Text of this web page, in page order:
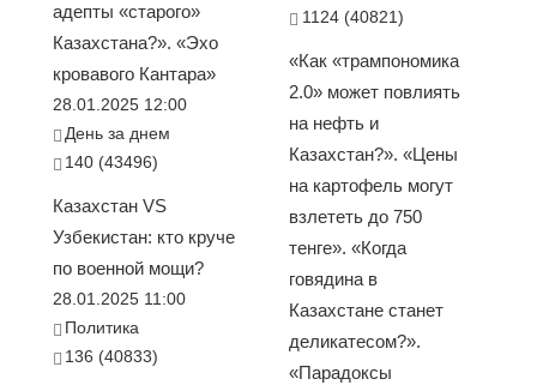
адепты «старого»
Казахстана?». «Эхо
кровавого Кантара»
28.01.2025 12:00
День за днем
140 (43496)
Казахстан VS
Узбекистан: кто круче
по военной мощи?
28.01.2025 11:00
Политика
136 (40833)
1124 (40821)
«Как «трампономика
2.0» может повлиять
на нефть и
Казахстан?». «Цены
на картофель могут
взлететь до 750
тенге». «Когда
говядина в
Казахстане станет
деликатесом?».
«Парадоксы